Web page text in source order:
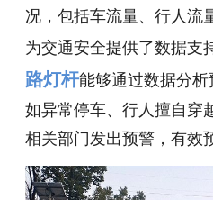
况，包括车流量、行人流
为交通安全提供了数据支
路灯杆能够通过数据分析
如异常停车、行人擅自穿
相关部门发出预警，有效